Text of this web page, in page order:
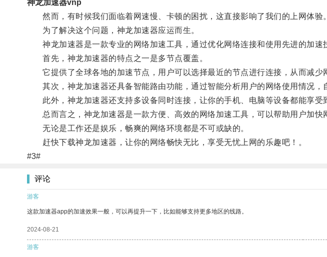
神龙加速器vnp
然而，有时候我们面临着网速慢、卡顿的困扰，这直接影响了我们的上网体验。
为了解决这个问题，神龙加速器应运而生。
神龙加速器是一款专业的网络加速工具，通过优化网络连接和使用先进的加速
首先，神龙加速器的特点之一是多节点覆盖。
它提供了全球各地的加速节点，用户可以选择最近的节点进行连接，从而减少
其次，神龙加速器还具备智能路由功能，通过智能分析用户的网络使用情况，
此外，神龙加速器还支持多设备同时连接，让你的手机、电脑等设备都能享受
总而言之，神龙加速器是一款方便、高效的网络加速工具，可以帮助用户加快
无论是工作还是娱乐，畅爽的网络环境都是不可或缺的。
赶快下载神龙加速器，让你的网络畅快无比，享受无忧上网的乐趣吧！。
#3#
评论
游客
这款加速器app的加速效果一般，可以再提升一下，比如能够支持更多地区的线路。
2024-08-21
游客